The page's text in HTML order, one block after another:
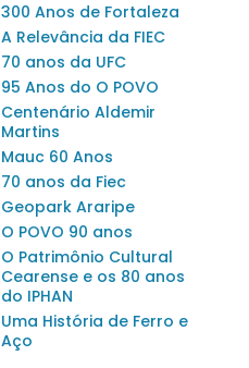
300 Anos de Fortaleza
A Relevância da FIEC
70 anos da UFC
95 Anos do O POVO
Centenário Aldemir
Martins
Mauc 60 Anos
70 anos da Fiec
Geopark Araripe
O POVO 90 anos
O Patrimônio Cultural
Cearense e os 80 anos
do IPHAN
Uma História de Ferro e
Aço